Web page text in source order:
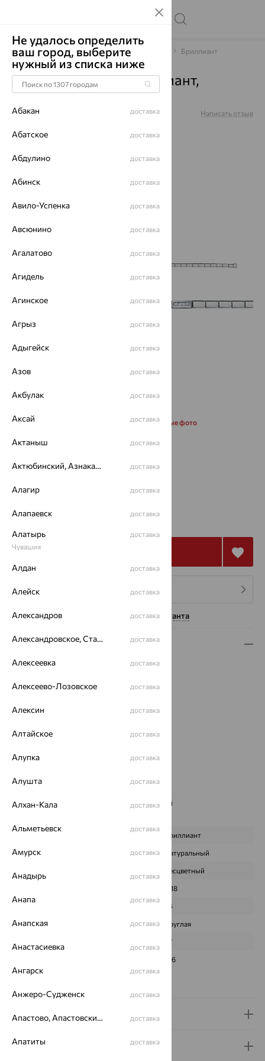
Главная Каталог Браслеты декоративные Бриллиант
Браслет, золото, бриллиант,
д7701672рб/17,0
Артикул: Написать отзыв
Запросить дополнительные фото
98 303 273 064
4 платежа по 24 576₽
Нужна помощь консультанта
Описание
Вид изделия:
Цвет металла:
Страна происхождения:
РОССИЯ
Бренд:Delta
Вес металла:
Наименование цвета вставки:
Бесцветный
Бриллиант
ПРОИСХОЖДЕНИЕ Натуральный
Бесцветный
0,18
24
ФОРМА ОГРАНКИ Круглая
57
3/6
Доставка и оплата
Гарантия и возврат
Не удалось определить
ваш город, выберите
нужный из списка ниже
Абакан доставка
Абатское доставка
Абдулино доставка
Абинск доставка
Авило-Успенка доставка
Авсюнино доставка
Агалатово доставка
Агидель доставка
Агинское доставка
Агрыз доставка
Адыгейск доставка
Азов доставка
Акбулак доставка
Аксай доставка
Актаныш доставка
Актюбинский, Азнакаевский район доставка
Алагир доставка
Алапаевск доставка
Алатырь
Чувашия
доставка
Алдан доставка
Алейск доставка
Александров доставка
Александровское, Ставропольский край доставка
Алексеевка доставка
Алексеево-Лозовское доставка
Алексин доставка
Алтайское доставка
Алупка доставка
Алушта доставка
Алхан-Кала доставка
Альметьевск доставка
Амурск доставка
Анадырь доставка
Анапа доставка
Анапская доставка
Анастасиевка доставка
Ангарск доставка
Анжеро-Судженск доставка
Апастово, Апастовский район доставка
Апатиты доставка